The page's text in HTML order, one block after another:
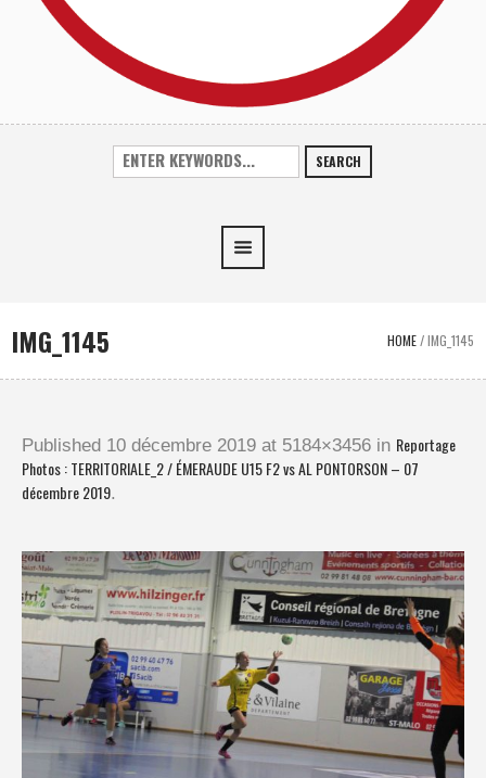
SEARCH
IMG_1145 HOME/IMG_1145
Published 10 décembre 2019 at 5184×3456 in Reportage
Photos : TERRITORIALE_2 / ÉMERAUDE U15 F2 vs AL PONTORSON – 07
décembre 2019.